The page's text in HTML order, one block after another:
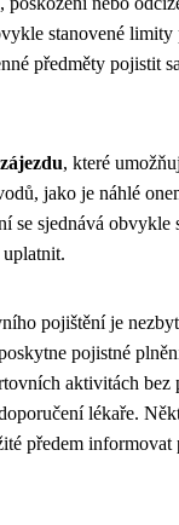
stanovené
předměty pojistit
, které
jako je náhlé
se sjednává obvykle
pojištění je
pojistné
aktivitách
lékaře.
předem